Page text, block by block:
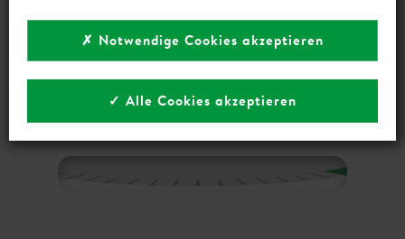
✗ Notwendige Cookies akzeptieren
✓ Alle Cookies akzeptieren